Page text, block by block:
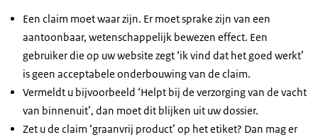
Een claim moet waar zijn. Er moet sprake zijn van een
aantoonbaar, wetenschappelijk bewezen effect. Een
gebruiker die op uw website zegt ‘ik vind dat het goed werkt’
is geen acceptabele onderbouwing van de claim.
Vermeldt u bijvoorbeeld ‘Helpt bij de verzorging van de vacht
van binnenuit’, dan moet dit blijken uit uw dossier.
Zet u de claim ‘graanvrij product’ op het etiket? Dan mag er